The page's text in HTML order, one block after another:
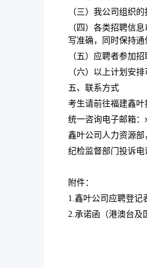
（三）我公司组织
（四）各类招聘信
写准确，同时保持
（五）应聘者参加
（六）以上计划安
五、联系方式
考生请前往福建鑫叶
统一咨询电子邮箱：
鑫叶公司人力资源部
纪检监督部门投诉电
附件：
1.鑫叶公司应聘登记
2.承诺函（港澳台及
福建鑫
2026